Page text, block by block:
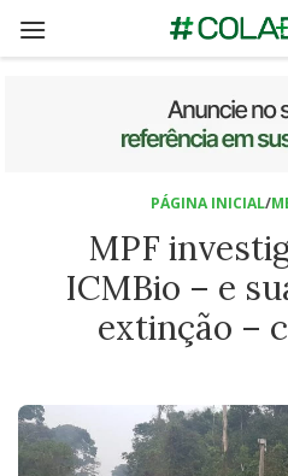
PÁGINA INICIAL/
MPF
ICMBio – e
extinção –